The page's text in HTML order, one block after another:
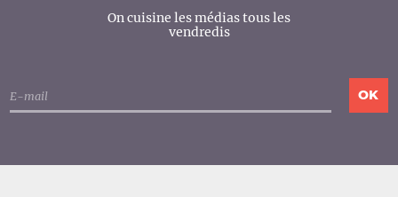
On cuisine les médias tous les
vendredis